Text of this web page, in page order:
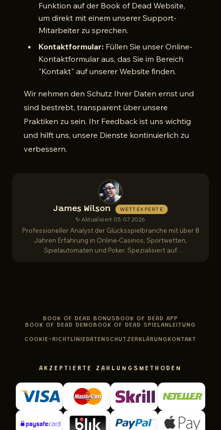
Funktion auf der Book of Dead Website,
um direkt mit einem unserer Support-
Mitarbeiter zu sprechen.
Kontaktformular: Füllen Sie unser Online-
Kontaktformular aus, das Sie im Bereich
"Kontakt" auf unserer Website finden.
Wir nehmen den Schutz Ihrer Daten ernst und
sind bestrebt, transparent über unsere
Praktiken zu sein. Ihr Feedback ist uns wichtig
und hilft uns, unsere Dienste kontinuierlich zu
verbessern.
James Wilson WETTEXPERTE
↻ Aktualisiert 05.07.2026
Professioneller Analyst der Glücksspielbranche mit über 8
Jahren Erfahrung in Online-Casinos, Sportwetten,
Spielautomaten und Poker. Spezialisiert auf
BOOK OF DEAD BONUSBOOK OF DEAD APP
BOOK OF DEAD DEMOBOOK OF DEAD SPIELANLEITUNG
COOKIE-RICHTLINIEDATENSCHUTZERKLÄRUNGKONTAKT
AKZEPTIERTE ZAHLUNGSMETHODEN